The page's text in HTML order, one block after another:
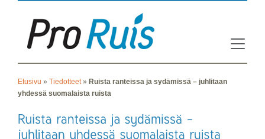
Etusivu » Tiedotteet» Ruista ranteissa ja sydämissä – juhlitaan
yhdessä suomalaista ruista